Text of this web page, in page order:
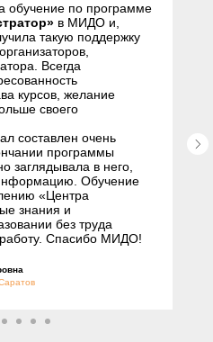
обучение по программе
в МИДО и,
такую поддержку
Всегда
курсов, желание
своего
составлен очень
программы
заглядывала в него,
Обучение
«Центра
знания и
без труда
Спасибо МИДО!